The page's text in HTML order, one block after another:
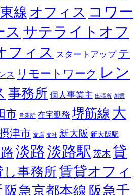
線 オフィス コワー
ス サテライトオフ
フィス スタートアップ テ
ス リモートワーク レン
事務所 個人事業主 出張所 創業
市 営業所 在宅勤務 堺筋線 大
津市 支店 支社 新大阪 新大阪駅
淡路淡路駅 茨木 貸
し事務所賃貸オフィ
阪急京都本線 阪急千